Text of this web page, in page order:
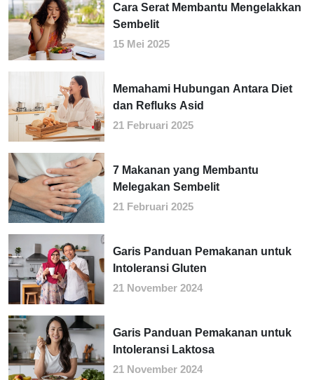
Cara Serat Membantu Mengelakkan
Sembelit
15 Mei 2025
Memahami Hubungan Antara Diet
dan Refluks Asid
21 Februari 2025
7 Makanan yang Membantu
Melegakan Sembelit
21 Februari 2025
Garis Panduan Pemakanan untuk
Intoleransi Gluten
21 November 2024
Garis Panduan Pemakanan untuk
Intoleransi Laktosa
21 November 2024